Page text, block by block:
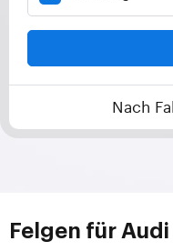
Nach
Felgen für